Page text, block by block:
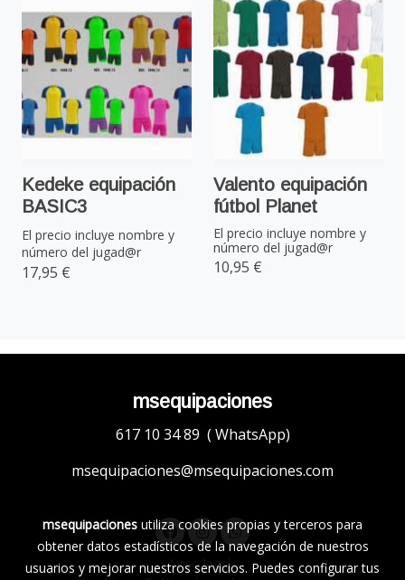
Kedeke equipación
BASIC3
El precio incluye nombre y
número del jugad@r
17,95 €
Valento equipación
fútbol Planet
El precio incluye nombre y
número del jugad@r
10,95 €
msequipaciones
617 10 34 89 ( WhatsApp)
msequipaciones@msequipaciones.com
Aviso legal
msequipaciones utiliza cookies propias y terceros para
obtener datos estadísticos de la navegación de nuestros
usuarios y mejorar nuestros servicios. Puedes configurar tus